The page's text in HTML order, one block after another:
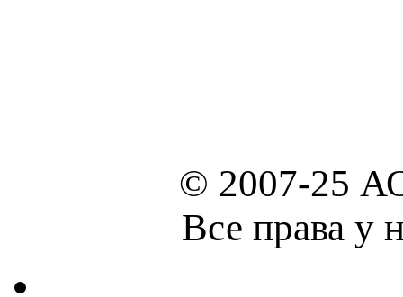
© 2007-25
Все права у